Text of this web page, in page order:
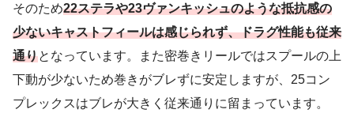
そのため22ステラや23ヴァンキッシュのような抵抗感の
少ないキャストフィールは感じられず、ドラグ性能も従来
通りとなっています。また密巻きリールではスプールの上
下動が少ないため巻きがブレずに安定しますが、25コン
プレックスはブレが大きく従来通りに留まっています。